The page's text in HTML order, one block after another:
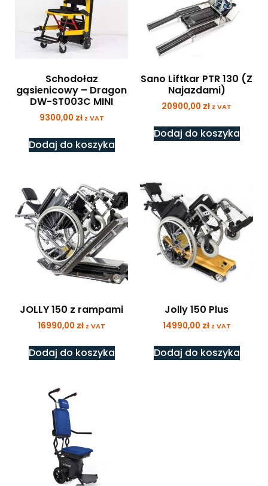
Schodołaz
gąsienicowy – Dragon
DW-ST003C MINI
9300,00 zł z VAT
Dodaj do koszyka
Sano Liftkar PTR 130 (Z
Najazdami)
20900,00 zł z VAT
Dodaj do koszyka
JOLLY 150 z rampami
16990,00 zł z VAT
Dodaj do koszyka
Jolly 150 Plus
14990,00 zł z VAT
Dodaj do koszyka